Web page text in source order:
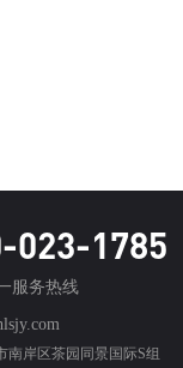
023-1785
服务热线
南岸区茶园同景国际S组